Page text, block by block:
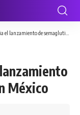
de semaglutida 2.4 mg en México
México